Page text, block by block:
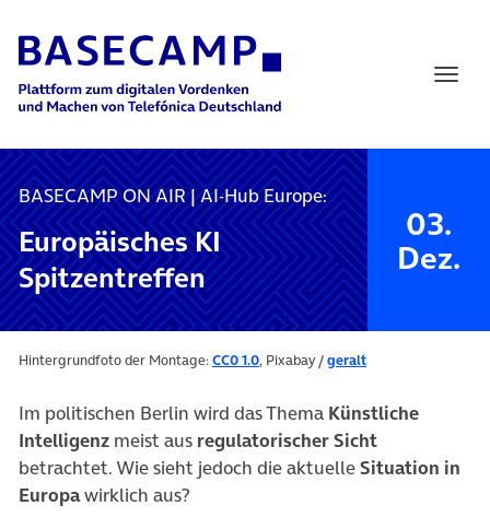
Main Navigation
BASECAMP ON AIR | AI-Hub Europe:
Europäisches KI
Spitzentreffen
03.
Dez.
Hintergrundfoto der Montage: CC0 1.0, Pixabay /geralt
Im politischen Berlin wird das Thema Künstliche
Intelligenz meist aus regulatorischer Sicht
betrachtet. Wie sieht jedoch die aktuelleSituation in
Europawirklich aus?